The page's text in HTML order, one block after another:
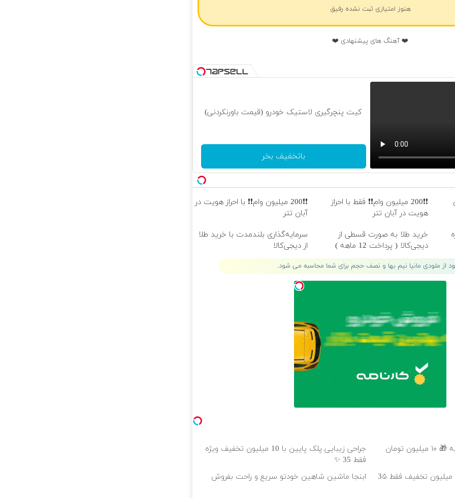
هنوز امتیازی ثبت نشده رفیق
❤️ آهنگ های پیشنهادی ❤️
کیت پنچرگیری لاستیک خودرو (قیمت باورنکردنی)
باتخفیف بخر
❗❗200 میلیون وام❗❗ فقط با احراز
هویت در آبان تتر
❗❗200 میلیون وام❗❗ با احراز هویت در
آبان تتر
خرید طلا به صورت قسطی از
دیجی‌کالا ( پرداخت 12 ماهه )
سرمایه‌گذاری بلندمدت با خرید طلا
از دیجی‌کالا
از ملودی مانیا نیم بها و نصف حجم برای شما محاسبه می شود.
عمل زیبایی پلک بدون رد بخیه 🎁 ۱۰ میلیون تومان
جراحی زیبایی پلک پایین با 10 میلیون تخفیف ویژه
فقط 35 ✨
بلفاروپلاستی پلک پایین با ۱۰ میلیون تخفیف فقط 3۵
ابنجا ماشین شاهین خودتو سریع و راحت بفروش